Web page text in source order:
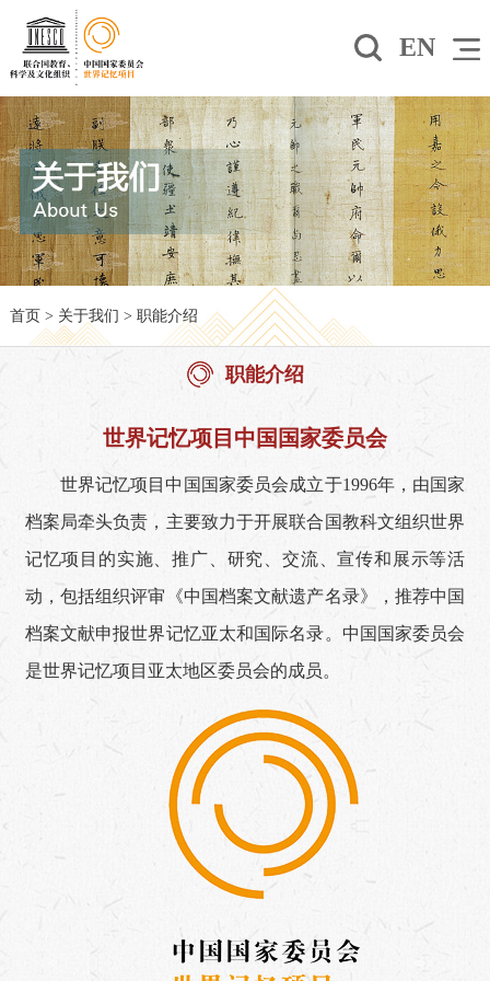
EN
首页> 关于我们 > 职能介绍
职能介绍
世界记忆项目中国国家委员会
世界记忆项目中国国家委员会成立于1996年，由国家
档案局牵头负责，主要致力于开展联合国教科文组织世界
记忆项目的实施、推广、研究、交流、宣传和展示等活
动，包括组织评审《中国档案文献遗产名录》，推荐中国
档案文献申报世界记忆亚太和国际名录。中国国家委员会
是世界记忆项目亚太地区委员会的成员。